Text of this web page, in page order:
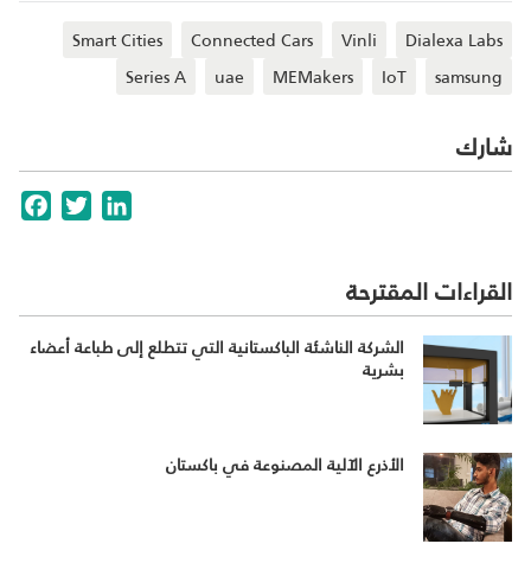
Dialexa Labs
Vinli
Connected Cars
Smart Cities
samsung
IoT
MEMakers
uae
Series A
شارك
TwitterLinkedIn
القراءات المقترحة
الشركة الناشئة الباكستانية التي تتطلع إلى طباعة أعضاء
بشرية
الأذرع الآلية المصنوعة في باكستان